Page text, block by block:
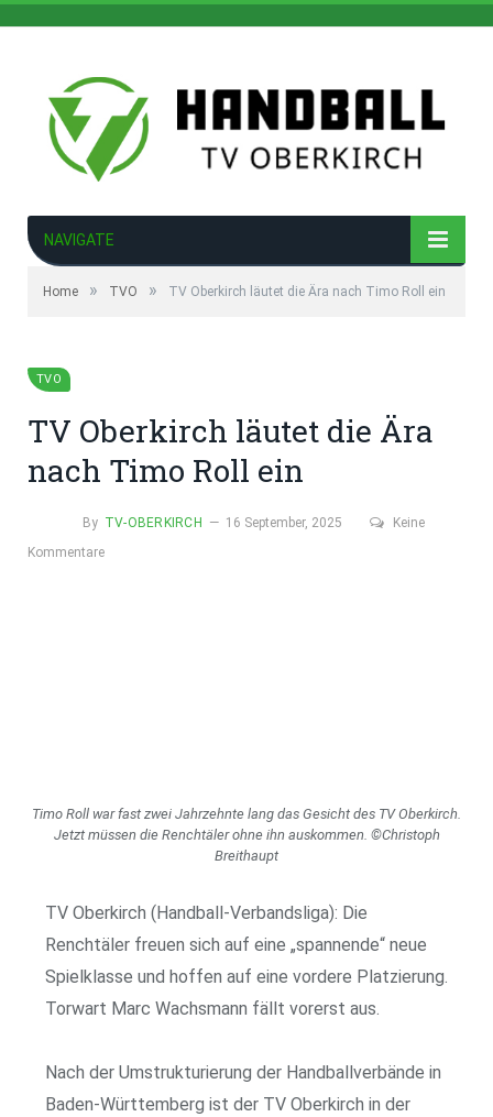
NAVIGATE
Home » TVO » TV Oberkirch läutet die Ära nach Timo Roll ein
TVO
TV Oberkirch läutet die Ära
nach Timo Roll ein
By TV-OBERKIRCH 16 September, 2025
Keine
Kommentare
Timo Roll war fast zwei Jahrzehnte lang das Gesicht des TV Oberkirch.
Jetzt müssen die Renchtäler ohne ihn auskommen. ©Christoph
Breithaupt
TV Oberkirch (Handball-Verbandsliga): Die
Renchtäler freuen sich auf eine „spannende“ neue
Spielklasse und hoffen auf eine vordere Platzierung.
Torwart Marc Wachsmann fällt vorerst aus.
Nach der Umstrukturierung der Handballverbände in
Baden-Württemberg ist der TV Oberkirch in der